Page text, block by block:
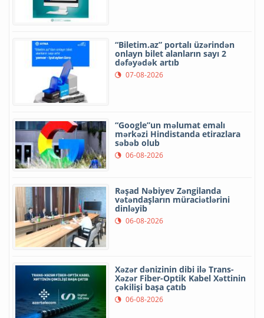
“Biletim.az” portalı üzərindən
onlayn bilet alanların sayı 2
dəfəyədək artıb
07-08-2026
“Google”un məlumat emalı
mərkəzi Hindistanda etirazlara
səbəb olub
06-08-2026
Rəşad Nəbiyev Zəngilanda
vətəndaşların müraciətlərini
dinləyib
06-08-2026
Xəzər dənizinin dibi ilə Trans-
Xəzər Fiber-Optik Kabel Xəttinin
çəkilişi başa çatıb
06-08-2026